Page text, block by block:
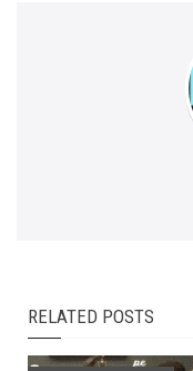
RELATED POSTS